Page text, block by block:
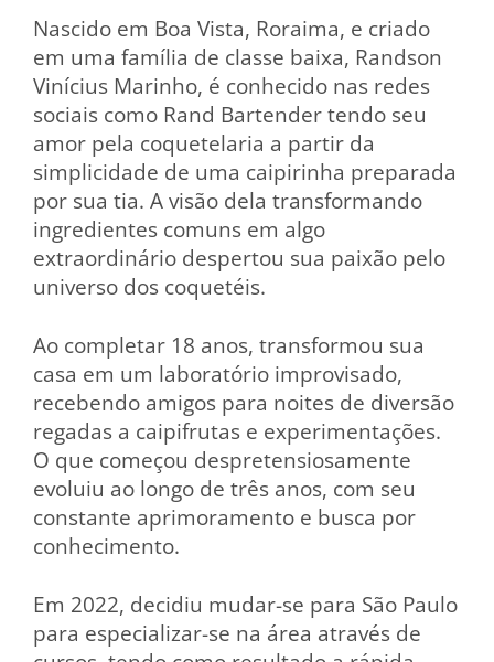
Nascido em Boa Vista, Roraima, e criado
em uma família de classe baixa, Randson
Vinícius Marinho, é conhecido nas redes
sociais como Rand Bartender tendo seu
amor pela coquetelaria a partir da
simplicidade de uma caipirinha preparada
por sua tia. A visão dela transformando
ingredientes comuns em algo
extraordinário despertou sua paixão pelo
universo dos coquetéis.
Ao completar 18 anos, transformou sua
casa em um laboratório improvisado,
recebendo amigos para noites de diversão
regadas a caipifrutas e experimentações.
O que começou despretensiosamente
evoluiu ao longo de três anos, com seu
constante aprimoramento e busca por
conhecimento.
Em 2022, decidiu mudar-se para São Paulo
para especializar-se na área através de